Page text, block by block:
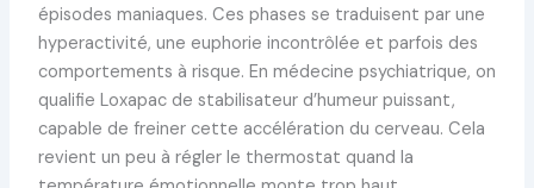
épisodes maniaques. Ces phases se traduisent par une
hyperactivité, une euphorie incontrôlée et parfois des
comportements à risque. En médecine psychiatrique, on
qualifie Loxapac de stabilisateur d’humeur puissant,
capable de freiner cette accélération du cerveau. Cela
revient un peu à régler le thermostat quand la